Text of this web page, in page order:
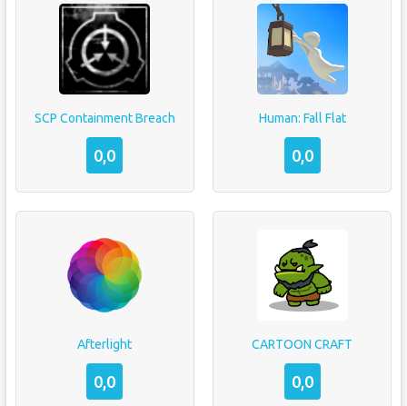
SCP Containment Breach
0,0
Human: Fall Flat
0,0
Afterlight
0,0
CARTOON CRAFT
0,0